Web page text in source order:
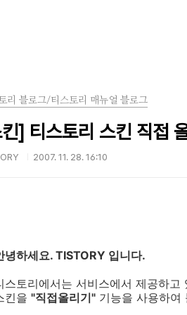
리 블로그/티스토리 매뉴얼 블로그
] 티스토리 스킨 직접
2007. 11. 28. 16:10
녕하세요. TISTORY 입니다.
스토리에서는 서비스에서 제공하
킨을 "직접올리기" 기능을 사용하여